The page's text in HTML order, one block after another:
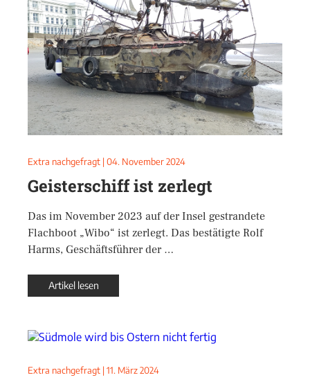
Extra nachgefragt | 04. November 2024
Geisterschiff ist zerlegt
Das im November 2023 auf der Insel gestrandete
Flachboot „Wibo“ ist zerlegt. Das bestätigte Rolf
Harms, Geschäftsführer der …
Artikel lesen
Extra nachgefragt | 11. März 2024